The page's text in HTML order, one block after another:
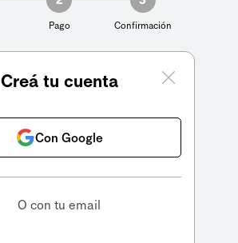
Pago Confirmación
Creá tu cuenta
Con Google
O con tu email